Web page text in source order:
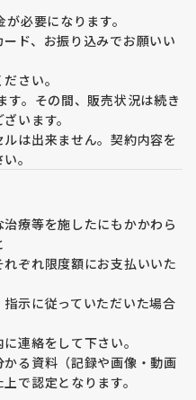
で大人しい子は居りませ
大人しいほうが問題がある
ますが、生活環境やしつけ
をしないこともあるという
前に犬舎及び成犬見学をお
用意する用品等が異なりま
れてから飼養が難しい環境
夫が必要になり慌ててしま
り組み★★★
マイナス要因は出来る限り
てきています。
不安や負担をできる限り少
。
必要になります。
ド、お振り込みでお願いい
さい。
す。その間、販売状況は続き
います。
は出来ません。契約内容を
。
療等を施したにもかかわら
ぞれ限度額にお支払いいた
示に従っていただいた場合
連絡をして下さい。
る資料（記録や画像・動画
で認定となります。